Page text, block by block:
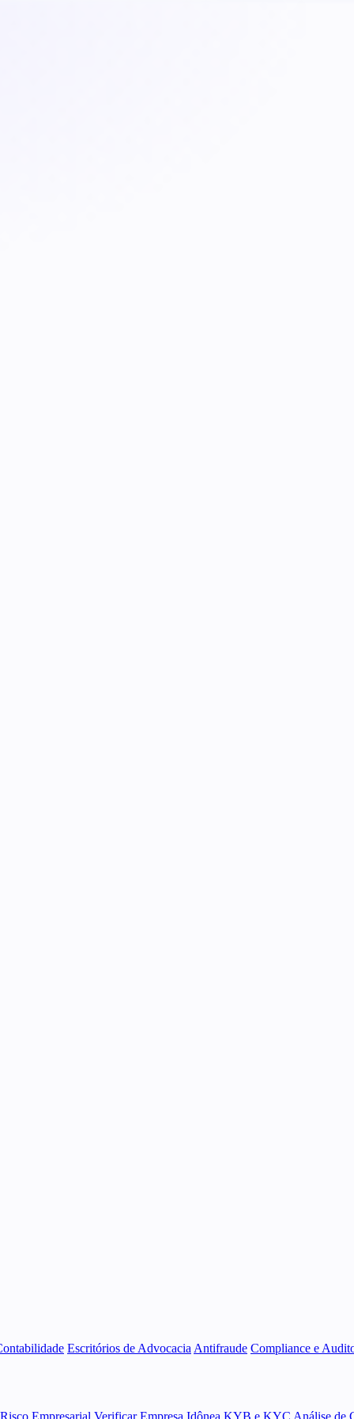
Escritórios de Advocacia Antifraude Compliance e
Empresarial Verificar Empresa Idônea KYB e KYC Análise de